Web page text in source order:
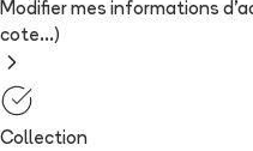
Modifier mes informations
cote...)
Collection